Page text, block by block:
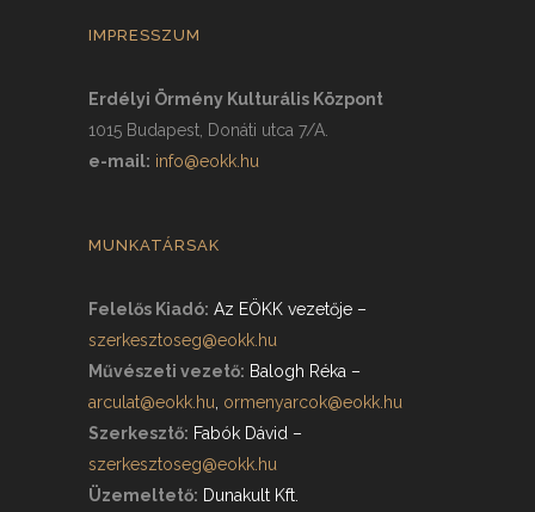
IMPRESSZUM
Erdélyi Örmény Kulturális Központ
1015 Budapest, Donáti utca 7/A.
e-mail: info@eokk.hu
MUNKATÁRSAK
Felelős Kiadó: Az EÖKK vezetője –
szerkesztoseg@eokk.hu
Művészeti vezető: Balogh Réka –
arculat@eokk.hu ormenyarcok@eokk.hu
Szerkesztő: Fabók Dávid –
szerkesztoseg@eokk.hu
Üzemeltető: Dunakult Kft.